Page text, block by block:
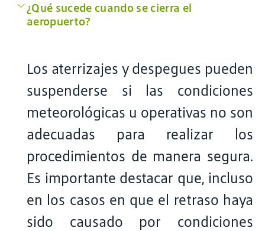
¿Qué sucede cuando se cierra el
aeropuerto?
Los aterrizajes y despegues pueden
suspenderse si las condiciones
meteorológicas u operativas no son
adecuadas para realizar los
procedimientos de manera segura.
Es importante destacar que, incluso
en los casos en que el retraso haya
sido causado por condiciones